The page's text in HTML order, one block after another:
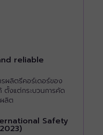
reliable
รผลิตรีคอร์เดอร์ของ
ตั้งแต่กระบวนการคัด
ลิต
Safety